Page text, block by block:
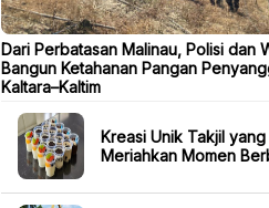
Dari Perbatasan Malinau, Polisi dan
Bangun Ketahanan Pangan
Kaltara–Kaltim
Kreasi Unik Takjil yang
Meriahkan Momen